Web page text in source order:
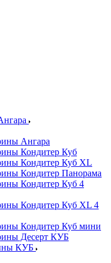
Ангара
Кондитер Куб
Кондитер Куб XL
Кондитер Панорама
Кондитер Куб 4
Кондитер Куб XL 4
Кондитер Куб мини
Десерт КУБ
КУБ